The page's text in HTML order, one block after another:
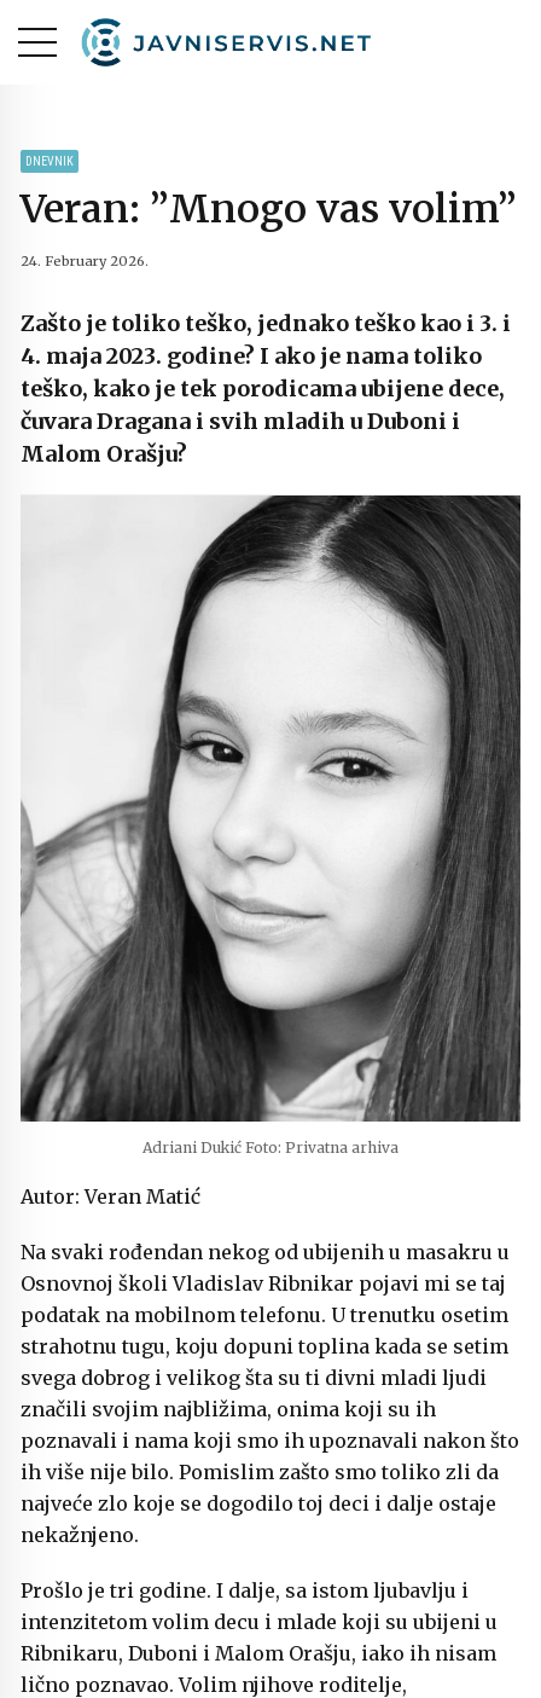
DNEVNIK
Veran: ”Mnogo vas volim”
24. February 2026.
Zašto je toliko teško, jednako teško kao i 3. i
4. maja 2023. godine? I ako je nama toliko
teško, kako je tek porodicama ubijene dece,
čuvara Dragana i svih mladih u Duboni i
Malom Orašju?
Adriani Dukić Foto: Privatna arhiva
Autor: Veran Matić
Na svaki rođendan nekog od ubijenih u masakru u
Osnovnoj školi Vladislav Ribnikar pojavi mi se taj
podatak na mobilnom telefonu. U trenutku osetim
strahotnu tugu, koju dopuni toplina kada se setim
svega dobrog i velikog šta su ti divni mladi ljudi
značili svojim najbližima, onima koji su ih
poznavali i nama koji smo ih upoznavali nakon što
ih više nije bilo. Pomislim zašto smo toliko zli da
najveće zlo koje se dogodilo toj deci i dalje ostaje
nekažnjeno.
Prošlo je tri godine. I dalje, sa istom ljubavlju i
intenzitetom volim decu i mlade koji su ubijeni u
Ribnikaru, Duboni i Malom Orašju, iako ih nisam
lično poznavao. Volim njihove roditelje,